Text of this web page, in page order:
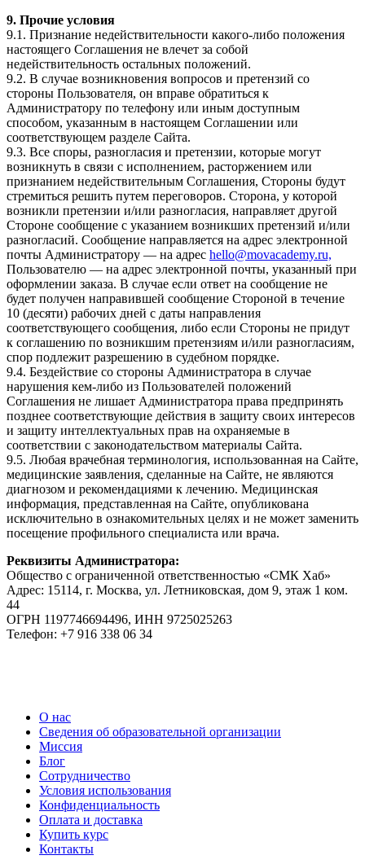
9. Прочие условия
9.1. Признание недействительности какого-либо положения
настоящего Соглашения не влечет за собой
недействительность остальных положений.
9.2. В случае возникновения вопросов и претензий со
стороны Пользователя, он вправе обратиться к
Администратору по телефону или иным доступным
способом, указанным в настоящем Соглашении или
соответствующем разделе Сайта.
9.3. Все споры, разногласия и претензии, которые могут
возникнуть в связи с исполнением, расторжением или
признанием недействительным Соглашения, Стороны будут
стремиться решить путем переговоров. Сторона, у которой
возникли претензии и/или разногласия, направляет другой
Стороне сообщение с указанием возникших претензий и/или
разногласий. Сообщение направляется на адрес электронной
почты Администратору — на адрес hello@movacademy.ru,
Пользователю — на адрес электронной почты, указанный при
оформлении заказа. В случае если ответ на сообщение не
будет получен направившей сообщение Стороной в течение
10 (десяти) рабочих дней с даты направления
соответствующего сообщения, либо если Стороны не придут
к соглашению по возникшим претензиям и/или разногласиям,
спор подлежит разрешению в судебном порядке.
9.4. Бездействие со стороны Администратора в случае
нарушения кем-либо из Пользователей положений
Соглашения не лишает Администратора права предпринять
позднее соответствующие действия в защиту своих интересов
и защиту интеллектуальных прав на охраняемые в
соответствии с законодательством материалы Сайта.
9.5. Любая врачебная терминология, использованная на Сайте,
медицинские заявления, сделанные на Сайте, не являются
диагнозом и рекомендациями к лечению. Медицинская
информация, представленная на Сайте, опубликована
исключительно в ознакомительных целях и не может заменить
посещение профильного специалиста или врача.
Реквизиты Администратора:
Общество с ограниченной ответственностью «СМК Хаб»
Адрес: 15114, г. Москва, ул. Летниковская, дом 9, этаж 1 ком.
44
ОГРН 1197746694496, ИНН 9725025263
Телефон: +7 916 338 06 34
О нас
Сведения об образовательной организации
Миссия
Блог
Сотрудничество
Условия использования
Конфиденциальность
Оплата и доставка
Купить курс
Контакты